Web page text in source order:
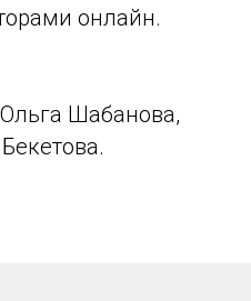
онлайн.
Шабанова,